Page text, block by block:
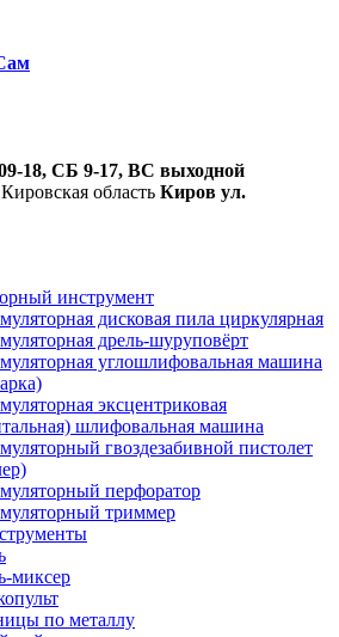
18, СБ 9-17, ВС выходной
Кировская область Киров ул.
инструмент
дисковая пила циркулярная
дрель-шуруповёрт
углошлифовальная машина
эксцентриковая
шлифовальная машина
гвоздезабивной пистолет
перфоратор
триммер
миксер
по металлу